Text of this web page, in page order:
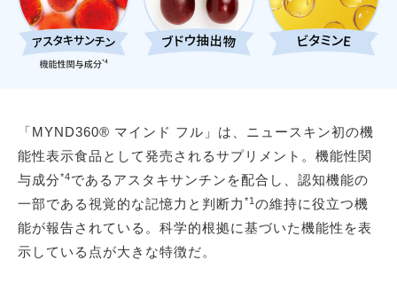
「MYND360® マインド フル」は、ニュースキン初の機
能性表示食品として発売されるサプリメント。機能性関
与成分*4であるアスタキサンチンを配合し、認知機能の
一部である視覚的な記憶力と判断力 *1 の維持に役立つ機
能が報告されている。科学的根拠に基づいた機能性を表
示している点が大きな特徴だ。